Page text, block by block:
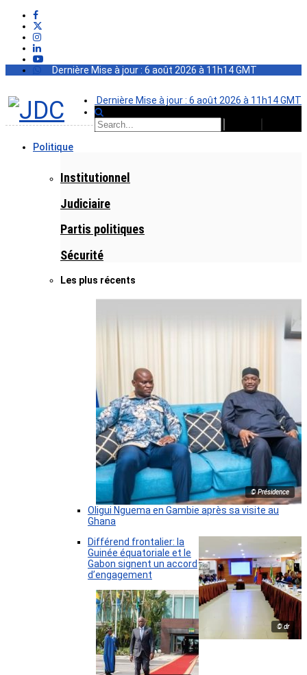
Dernière Mise à jour : 6 août 2026 à 11h14 GMT
Dernière Mise à jour : 6 août 2026 à 11h14 GMT
Politique
Institutionnel
Judiciaire
Partis politiques
Sécurité
Les plus récents
© Présidence
Oligui Nguema en Gambie après sa visite au
Ghana
© dr
Différend frontalier: la
Guinée équatoriale et le
Gabon signent un accord
d’engagement